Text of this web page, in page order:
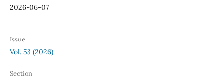
2026-06-07
Issue
Vol. 53 (2026)
Section